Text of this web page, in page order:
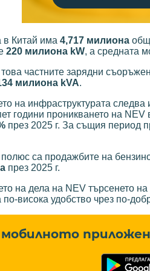
Китай има 4,717 милиона
220 милиона kW, а средната
частните зарядни
милиона kVA.
на инфраструктурата
години проникването на
през 2025 г. За същия период
са продажбите на
през 2025 г.
на дела на NEV търсенето
по-висока удобство чрез по-